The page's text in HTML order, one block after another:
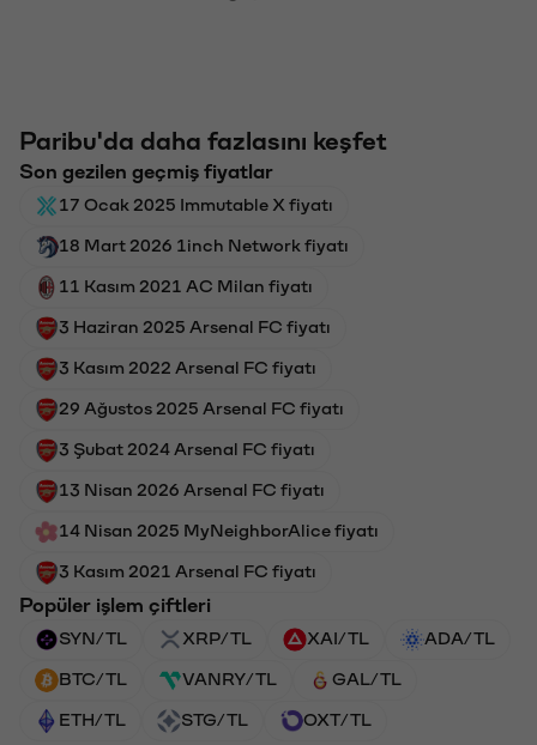
Paribu'da daha fazlasını keşfet
Son gezilen geçmiş fiyatlar
17 Ocak 2025 Immutable X fiyatı
18 Mart 2026 1inch Network fiyatı
11 Kasım 2021 AC Milan fiyatı
3 Haziran 2025 Arsenal FC fiyatı
3 Kasım 2022 Arsenal FC fiyatı
29 Ağustos 2025 Arsenal FC fiyatı
3 Şubat 2024 Arsenal FC fiyatı
13 Nisan 2026 Arsenal FC fiyatı
14 Nisan 2025 MyNeighborAlice fiyatı
3 Kasım 2021 Arsenal FC fiyatı
Popüler işlem çiftleri
SYN/TL XRP/TL XAI/TL ADA/TL
BTC/TL VANRY/TL GAL/TL
ETH/TL STG/TL OXT/TL